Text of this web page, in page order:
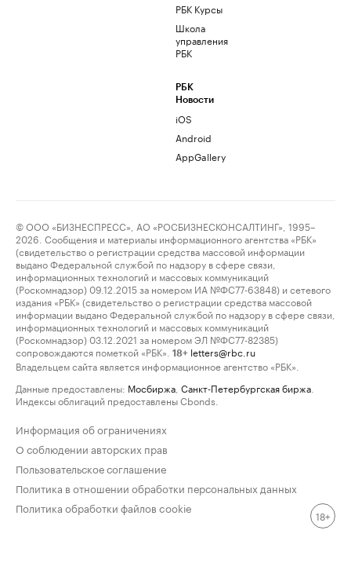
РБК Курсы
Школа
управления
РБК
РБК
Новости
iOS
Android
AppGallery
© ООО «БИЗНЕСПРЕСС», АО «РОСБИЗНЕСКОНСАЛТИНГ», 1995–
2026. Сообщения и материалы информационного агентства «РБК»
(свидетельство о регистрации средства массовой информации
выдано Федеральной службой по надзору в сфере связи,
информационных технологий и массовых коммуникаций
(Роскомнадзор) 09.12.2015 за номером ИА №ФС77-63848) и сетевого
издания «РБК» (свидетельство о регистрации средства массовой
информации выдано Федеральной службой по надзору в сфере связи,
информационных технологий и массовых коммуникаций
(Роскомнадзор) 03.12.2021 за номером ЭЛ №ФС77-82385)
сопровождаются пометкой «РБК».
18+ letters@rbc.ru
Владельцем сайта является информационное агентство «РБК».
Данные предоставлены: Мосбиржа Санкт-Петербургская биржа
Индексы облигаций предоставлены Cbonds.
Информация об ограничениях
О соблюдении авторских прав
Пользовательское соглашение
Политика в отношении обработки персональных данных
Политика обработки файлов cookie
18+